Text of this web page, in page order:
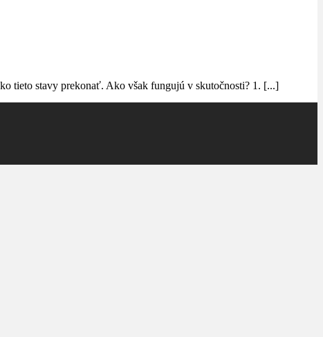
tieto stavy prekonať. Ako však fungujú v skutočnosti? 1. [...]